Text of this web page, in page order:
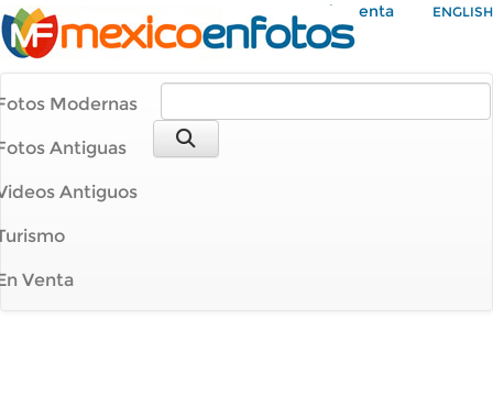
Mi Cuenta ENGLISH
Modernas
Antiguas
Antiguos
Venta